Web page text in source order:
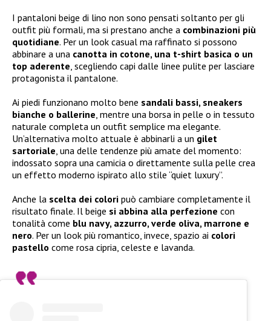
I pantaloni beige di lino non sono pensati soltanto per gli
outfit più formali, ma si prestano anche a combinazioni più
quotidiane. Per un look casual ma raffinato si possono
abbinare a una canotta in cotone, una t-shirt basica o un
top aderente , scegliendo capi dalle linee pulite per lasciare
protagonista il pantalone.
Ai piedi funzionano molto bene sandali bassi, sneakers
bianche o ballerine , mentre una borsa in pelle o in tessuto
naturale completa un outfit semplice ma elegante.
Un’alternativa molto attuale è abbinarli a un gilet
sartoriale , una delle tendenze più amate del momento:
indossato sopra una camicia o direttamente sulla pelle crea
un effetto moderno ispirato allo stile “quiet luxury”.
Anche la scelta dei colori può cambiare completamente il
risultato finale. Il beige si abbina alla perfezione con
tonalità come blu navy, azzurro, verde oliva, marrone e
nero. Per un look più romantico, invece, spazio ai colori
pastello come rosa cipria, celeste e lavanda.